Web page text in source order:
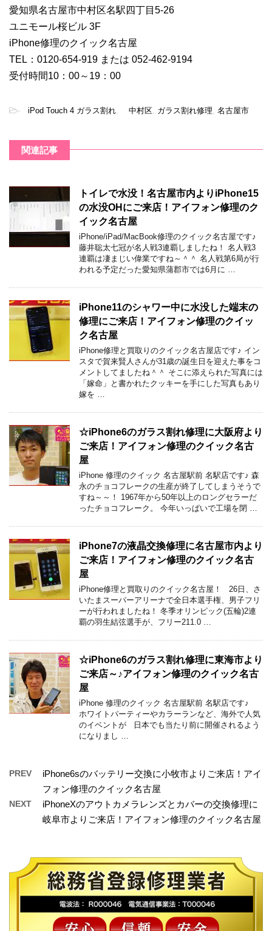
愛知県名古屋市中村区名駅四丁目5-26
ユニモール桜ビル 3F
iPhone修理のクイック名古屋
TEL：0120-654-919 または 052-462-9194
受付時間10：00～19：00
- iPod Touch 4 ガラス割れ 中村区 ガラス割れ修理 名古屋市
関連記事
トイレで水没！名古屋市内よりiPhone15
の水没OHにご来店！アイフォン修理のク
イック名古屋
iPhone/iPad/MacBook修理のクイック名古屋です♪
藤井聡太七冠が名人戦3連覇しましたね！ 名人戦3
連覇は凄まじい偉業ですね～＾＾ 名人戦第6局が行
われる予定だった愛知県蒲郡市では6月に …
iPhone11のシャワー中に水没した端末の
修理にご来店！アイフォン修理のクイッ
ク名古屋
iPhone修理と買取りのクイック名古屋店です♪ イン
スタで賀来賢人さんが31歳の誕生日を迎えた事をコ
メントしてましたね＾＾ そこに添えられた写真には
「嫁命」と書かれたクッキーを手にした写真もあり
嫁を …
☆iPhone6のガラス割れ修理に大阪府より
ご来店！アイフォン修理のクイック名古
屋
iPhone 修理のクイック 名古屋駅前 名駅店です♪ 森
永のチョコフレークの生産が終了してしまうそうで
すね～～！ 1967年から50年以上のロングセラーだ
ったチョコフレーク。 今年いっぱいで工場を閉 …
iPhone7の液晶交換修理に名古屋市内より
ご来店！アイフォン修理のクイック名古
屋
iPhone修理と買取りのクイック名古屋！ 26日、さ
いたまスーパーアリーナで全日本選手権、男子フリ
ーが行われましたね！ 冬季オリンピック(五輪)2連
覇の羽生結弦選手が、フリー211.0 …
☆iPhone6のガラス割れ修理に東海市より
ご来店～♪アイフォン修理のクイック名古
屋
iPhone 修理のクイック 名古屋駅前 名駅店です♪
ホワイトパーティーやカラーランなど、海外で人気
のイベントが 日本でも当たり前に開催されるよう
になりまし …
PREV
iPhone6sのバッテリー交換に小牧市よりご来店！アイ
フォン修理のクイック名古屋
NEXT
iPhoneXのアウトカメラレンズとカバーの交換修理に
岐阜市よりご来店！アイフォン修理のクイック名古屋